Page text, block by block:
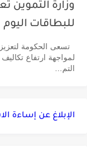
للبطاقات اليوم
تسعى الحكومة لتعزيز
لمواجهة ارتفاع
التم...
الإبلاغ عن إساءة